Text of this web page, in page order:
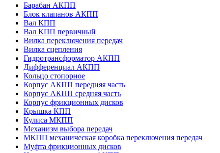
Барабан АКПП
Блок клапанов АКПП
Вал КПП
Вал КПП первичный
Вилка переключения передач
Вилка сцепления
Гидротрансформатор АКПП
Дифференциал АКПП
Кольцо стопорное
Корпус АКПП передняя часть
Корпус АКПП средняя часть
Корпус фрикционных дисков
Крышка КПП
Кулиса МКПП
Механизм выбора передач
МКПП механическая коробка переключения передач
Муфта фрикционных дисков